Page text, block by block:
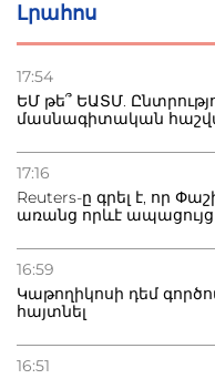
Լրահոս
17:54
ԵՄ թե՞ ԵԱՏՄ.
մասնագիտական
17:16
Reuters-ը գրել է, որ
առանց որևէ ապացույց
16:59
Կաթողիկոսի դեմ
հայտնել
16:51
22.07.2026
տուժածներ կան
բնակվել Ռուսաստանում
Բաքվի բանտից գեներալ
Փաշինյանին